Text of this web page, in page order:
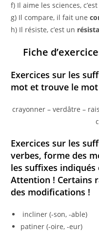
f) Il aime les sciences,
g) Il compare, il fait une
h) Il résiste, c’est un
Fiche
Exercices sur les
mot et trouve le
crayonner – verdâtre –
Exercices sur les
verbes, forme des
les suffixes
Attention ! Certains
des modifications !
incliner (-son, -able)
patiner (-oire, -eur)